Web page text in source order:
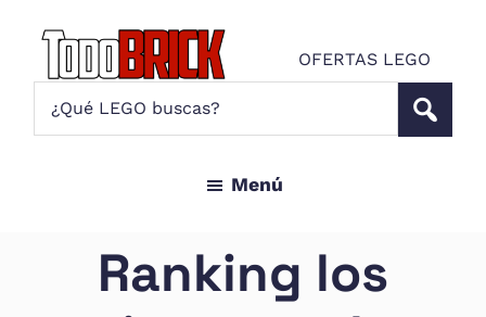
contenido
principal
página
Brick
OFERTAS LEGO
Noticias
Menú
Ranking los